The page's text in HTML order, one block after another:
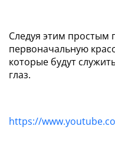
Следуя этим простым
первоначальную
которые будут
глаз.
https://